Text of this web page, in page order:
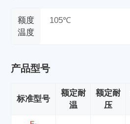
额度
温度
105℃
产品型号
标准型号
额定耐
温
额定耐
压